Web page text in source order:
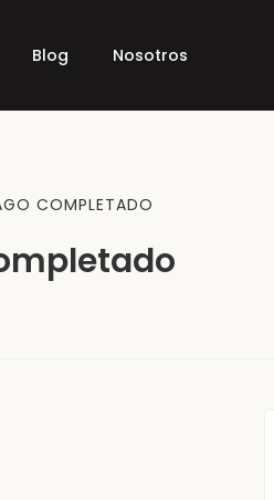
Blog Nosotros
COMPLETADO